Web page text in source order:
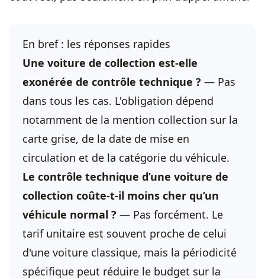
En bref : les réponses rapides
Une voiture de collection est-elle
exonérée de contrôle technique ? — Pas
dans tous les cas. L'obligation dépend
notamment de la mention collection sur la
carte grise, de la date de mise en
circulation et de la catégorie du véhicule.
Le contrôle technique d’une voiture de
collection coûte-t-il moins cher qu’un
véhicule normal ? — Pas forcément. Le
tarif unitaire est souvent proche de celui
d'une voiture classique, mais la périodicité
spécifique peut réduire le budget sur la